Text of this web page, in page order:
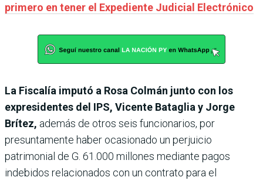
primero en tener el Expediente Judicial Electrónico
La Fiscalía imputó a Rosa Colmán junto con los
expresidentes del IPS, Vicente Bataglia y Jorge
Brítez, además de otros seis funcionarios, por
presuntamente haber ocasionado un perjuicio
patrimonial de G. 61.000 millones mediante pagos
indebidos relacionados con un contrato para el